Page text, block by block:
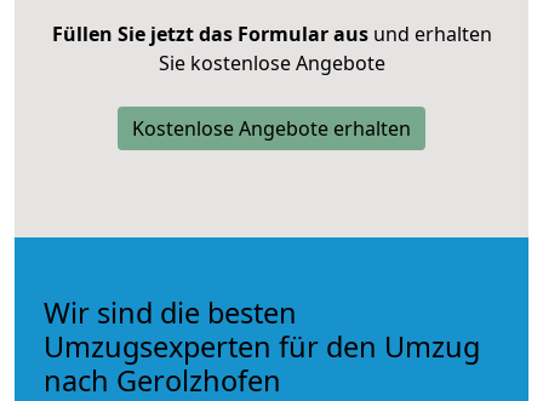
Füllen Sie jetzt das Formular ausund erhalten
Sie kostenlose Angebote
Kostenlose Angebote erhalten
Wir sind die besten
Umzugsexperten für den Umzug
nach Gerolzhofen